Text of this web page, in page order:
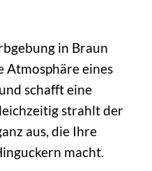
in Braun
Atmosphäre eines
schafft eine
strahlt der
aus, die Ihre
macht.